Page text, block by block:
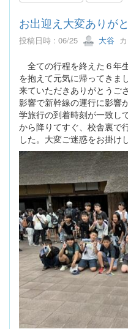
お出迎え大変ありが
投稿日時 : 06/25 大谷
全ての行程を終えた６年
を抱えて元気に帰ってきま
来ていただきありがとうご
影響で新幹線の運行に影響
学旅行の到着時刻が一致し
から降りてすぐ、校舎裏で
した。大変ご迷惑をお掛け